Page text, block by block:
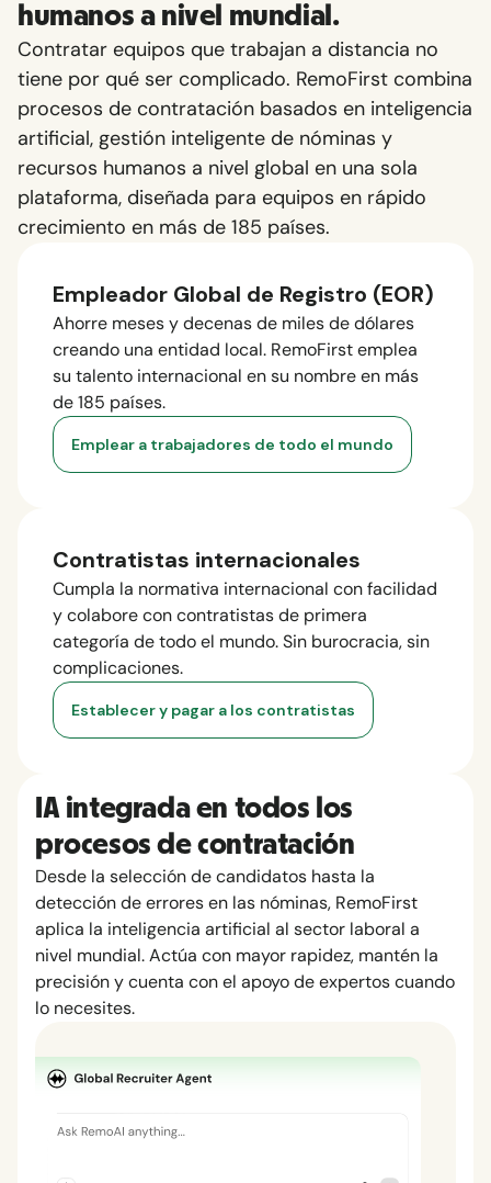
humanos a nivel mundial.
Contratar equipos que trabajan a distancia no
tiene por qué ser complicado. RemoFirst combina
procesos de contratación basados en inteligencia
artificial, gestión inteligente de nóminas y
recursos humanos a nivel global en una sola
plataforma, diseñada para equipos en rápido
crecimiento en más de 185 países.
Empleador Global de Registro (EOR)
Ahorre meses y decenas de miles de dólares
creando una entidad local. RemoFirst emplea
su talento internacional en su nombre en más
de 185 países.
Emplear a trabajadores de todo el mundo
Contratistas internacionales
Cumpla la normativa internacional con facilidad
y colabore con contratistas de primera
categoría de todo el mundo. Sin burocracia, sin
complicaciones.
Establecer y pagar a los contratistas
IA integrada en todos los
procesos de contratación
Desde la selección de candidatos hasta la
detección de errores en las nóminas, RemoFirst
aplica la inteligencia artificial al sector laboral a
nivel mundial. Actúa con mayor rapidez, mantén la
precisión y cuenta con el apoyo de expertos cuando
lo necesites.